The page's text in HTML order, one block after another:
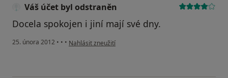
Váš účet byl odstraněn
Docela spokojen i jiní mají své dny.
25. února 2012 • • • podle názoru uživatele Váš účet byl odstraněn
Nahlásit zneužití